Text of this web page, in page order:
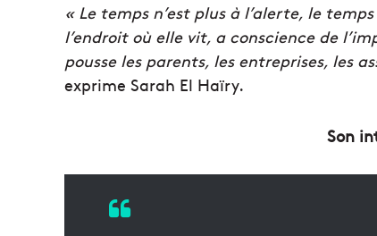
« Le temps n’est plus à l’alerte, le
l’endroit où elle vit, a conscience de
pousse les parents, les entreprises, les
exprime Sarah El Haïry.
Son